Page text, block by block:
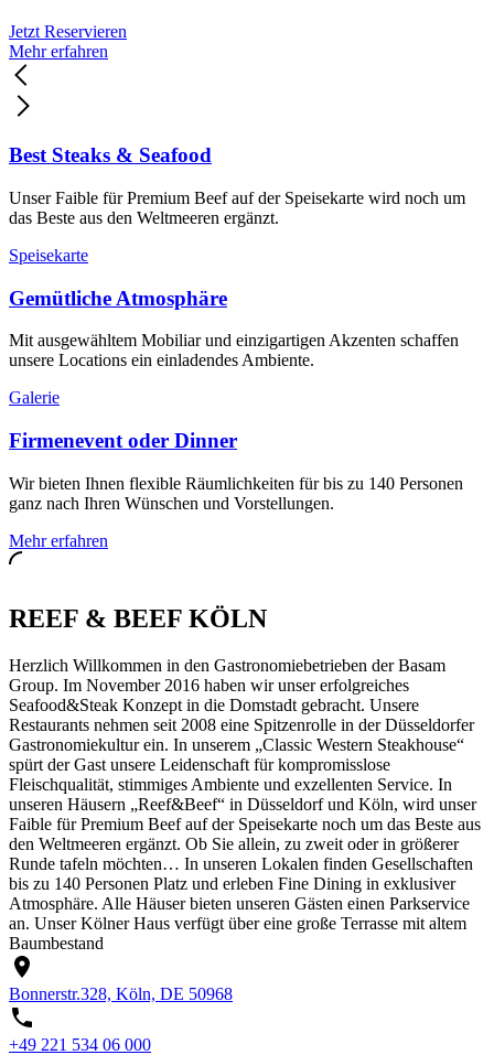
Jetzt Reservieren
Mehr erfahren
Best Steaks & Seafood
Unser Faible für Premium Beef auf der Speisekarte wird noch um
das Beste aus den Weltmeeren ergänzt.
Speisekarte
Gemütliche Atmosphäre
Mit ausgewähltem Mobiliar und einzigartigen Akzenten schaffen
unsere Locations ein einladendes Ambiente.
Galerie
Firmenevent oder Dinner
Wir bieten Ihnen flexible Räumlichkeiten für bis zu 140 Personen
ganz nach Ihren Wünschen und Vorstellungen.
Mehr erfahren
REEF & BEEF KÖLN
Herzlich Willkommen in den Gastronomiebetrieben der Basam
Group. Im November 2016 haben wir unser erfolgreiches
Seafood&Steak Konzept in die Domstadt gebracht. Unsere
Restaurants nehmen seit 2008 eine Spitzenrolle in der Düsseldorfer
Gastronomiekultur ein. In unserem „Classic Western Steakhouse“
spürt der Gast unsere Leidenschaft für kompromisslose
Fleischqualität, stimmiges Ambiente und exzellenten Service. In
unseren Häusern „Reef&Beef“ in Düsseldorf und Köln, wird unser
Faible für Premium Beef auf der Speisekarte noch um das Beste aus
den Weltmeeren ergänzt. Ob Sie allein, zu zweit oder in größerer
Runde tafeln möchten… In unseren Lokalen finden Gesellschaften
bis zu 140 Personen Platz und erleben Fine Dining in exklusiver
Atmosphäre. Alle Häuser bieten unseren Gästen einen Parkservice
an. Unser Kölner Haus verfügt über eine große Terrasse mit altem
Baumbestand
Bonnerstr.328, Köln, DE 50968
+49 221 534 06 000